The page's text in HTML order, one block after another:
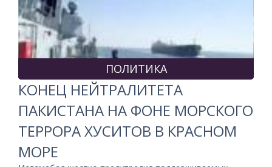
ПОЛИТИКА
КОНЕЦ НЕЙТРАЛИТЕТА
ПАКИСТАНА НА ФОНЕ МОРСКОГО
ТЕРРОРА ХУСИТОВ В КРАСНОМ
МОРЕ